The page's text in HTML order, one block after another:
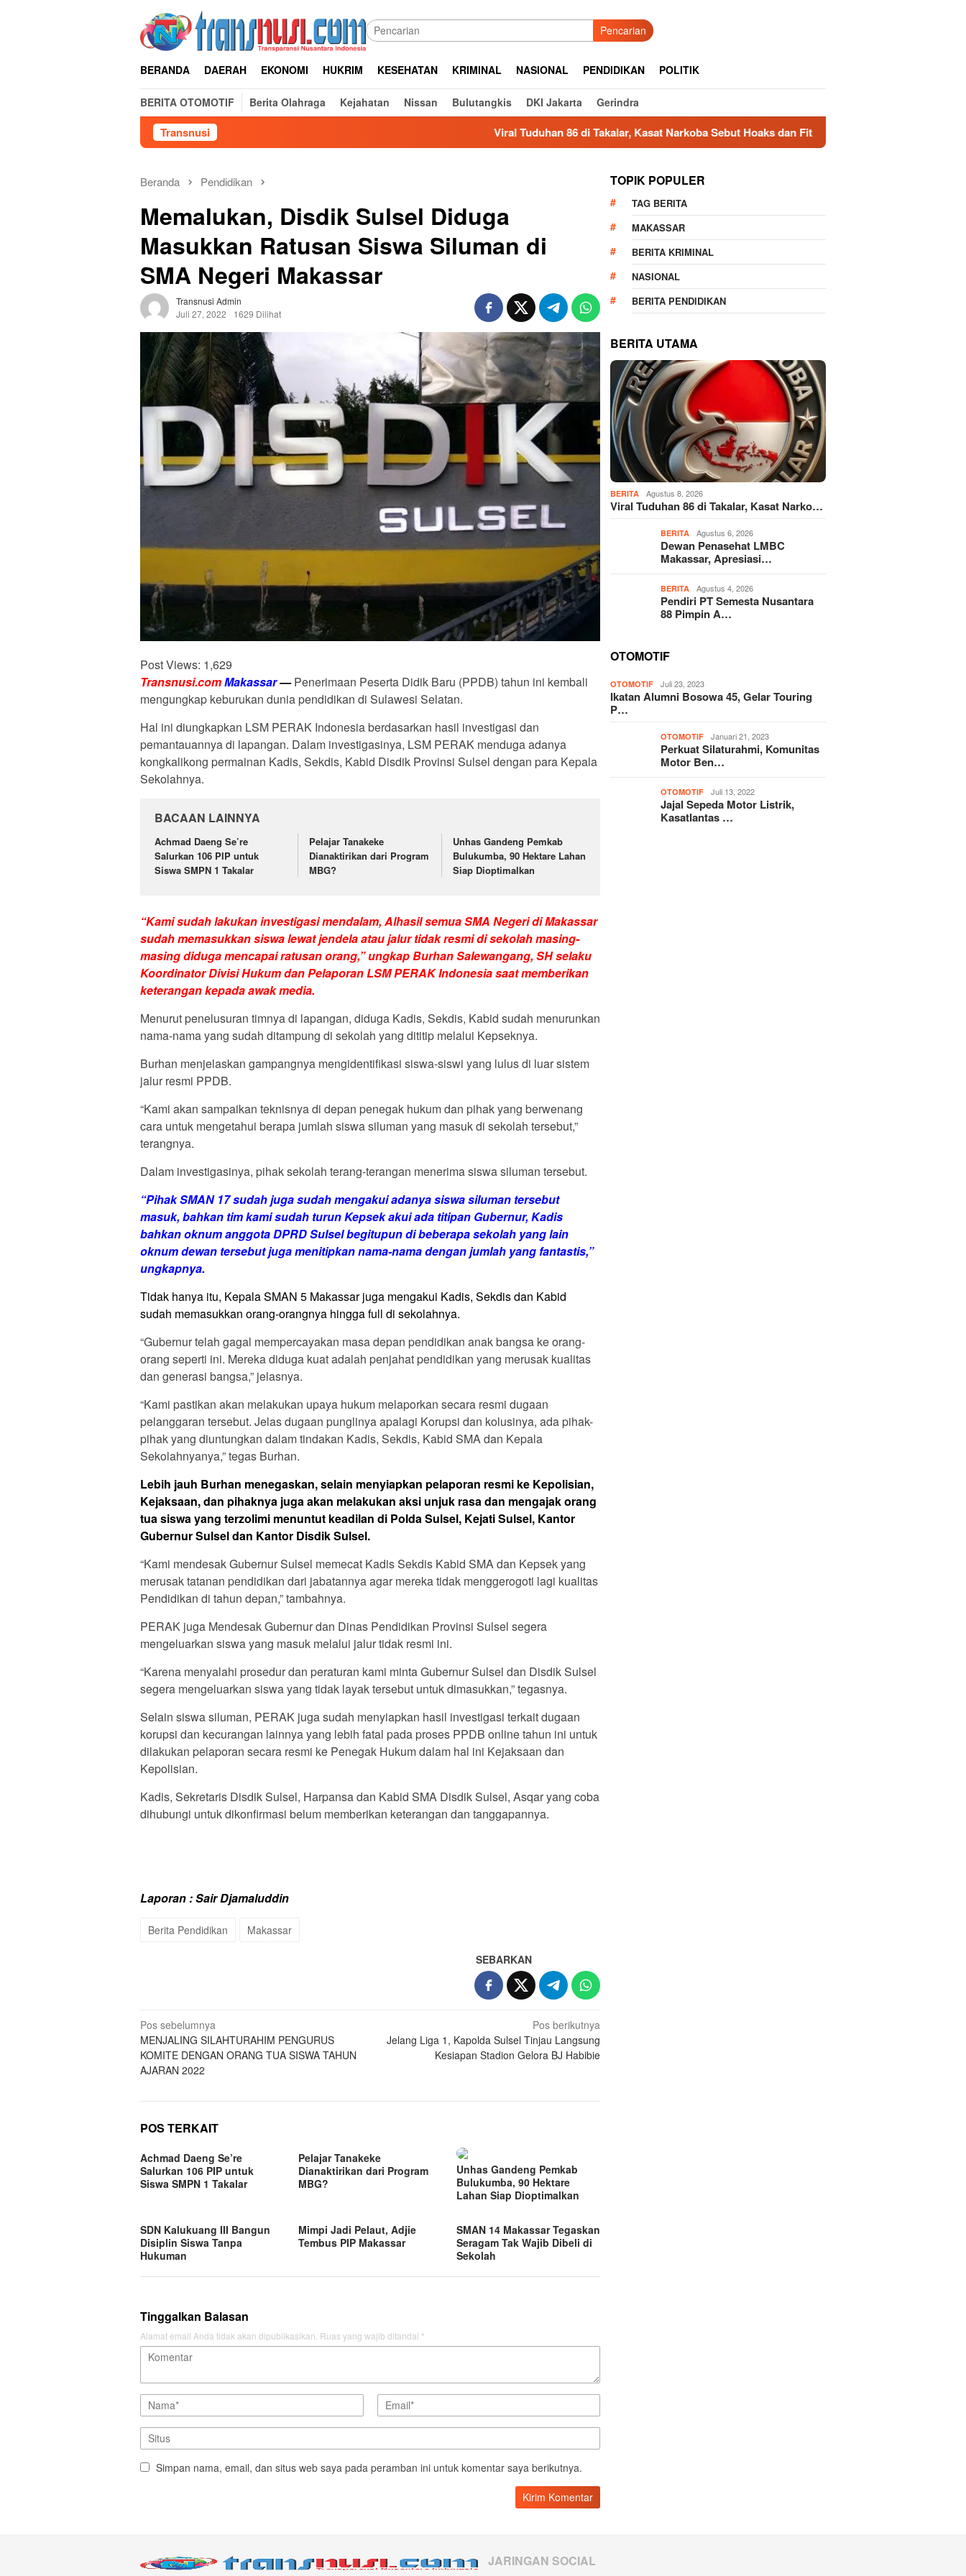
Pencarian
BERANDA DAERAH EKONOMI HUKRIM KESEHATAN KRIMINAL NASIONAL PENDIDIKAN POLITIK
BERITA OTOMOTIF Berita Olahraga Kejahatan Nissan Bulutangkis DKI Jakarta Gerindra
Transnusi Viral Tuduhan 86 di Takalar, Kasat Narkoba Sebut Hoaks dan Fitnah Irigasi Rp100 Juta Cuma 100
Beranda Pendidikan
Memalukan, Disdik Sulsel Diduga
Masukkan Ratusan Siswa Siluman di
SMA Negeri Makassar
Transnusi Admin
Juli 27, 2022
1629 Dilihat
Post Views: 1,629
Transnusi.comMakassar—Penerimaan Peserta Didik Baru (PPDB) tahun ini kembali
mengungkap keburukan dunia pendidikan di Sulawesi Selatan.
Hal ini diungkapkan LSM PERAK Indonesia berdasarkan hasil investigasi dan
pemantauannya di lapangan. Dalam investigasinya, LSM PERAK menduga adanya
kongkalikong permainan Kadis, Sekdis, Kabid Disdik Provinsi Sulsel dengan para Kepala
Sekolahnya.
BACAAN LAINNYA
Achmad Daeng Se’re
Salurkan 106 PIP untuk
Siswa SMPN 1 Takalar
Pelajar Tanakeke
Dianaktirikan dari Program
MBG?
Unhas Gandeng Pemkab
Bulukumba, 90 Hektare Lahan
Siap Dioptimalkan
“Kami sudah lakukan investigasi mendalam, Alhasil semua SMA Negeri di Makassar
sudah memasukkan siswa lewat jendela atau jalur tidak resmi di sekolah masing-
masing diduga mencapai ratusan orang,” ungkap Burhan Salewangang, SH selaku
Koordinator Divisi Hukum dan Pelaporan LSM PERAK Indonesia saat memberikan
keterangan kepada awak media.
Menurut penelusuran timnya di lapangan, diduga Kadis, Sekdis, Kabid sudah menurunkan
nama-nama yang sudah ditampung di sekolah yang dititip melalui Kepseknya.
Burhan menjelaskan gampangnya mengidentifikasi siswa-siswi yang lulus di luar sistem
jalur resmi PPDB.
“Kami akan sampaikan teknisnya di depan penegak hukum dan pihak yang berwenang
cara untuk mengetahui berapa jumlah siswa siluman yang masuk di sekolah tersebut,”
terangnya.
Dalam investigasinya, pihak sekolah terang-terangan menerima siswa siluman tersebut.
“Pihak SMAN 17 sudah juga sudah mengakui adanya siswa siluman tersebut
masuk, bahkan tim kami sudah turun Kepsek akui ada titipan Gubernur, Kadis
bahkan oknum anggota DPRD Sulsel begitupun di beberapa sekolah yang lain
oknum dewan tersebut juga menitipkan nama-nama dengan jumlah yang fantastis,”
ungkapnya.
Tidak hanya itu, Kepala SMAN 5 Makassar juga mengakui Kadis, Sekdis dan Kabid
sudah memasukkan orang-orangnya hingga full di sekolahnya.
“Gubernur telah gagal mempercayakan masa depan pendidikan anak bangsa ke orang-
orang seperti ini. Mereka diduga kuat adalah penjahat pendidikan yang merusak kualitas
dan generasi bangsa,” jelasnya.
“Kami pastikan akan melakukan upaya hukum melaporkan secara resmi dugaan
pelanggaran tersebut. Jelas dugaan punglinya apalagi Korupsi dan kolusinya, ada pihak-
pihak yang diuntungkan dalam tindakan Kadis, Sekdis, Kabid SMA dan Kepala
Sekolahnyanya,” tegas Burhan.
Lebih jauh Burhan menegaskan, selain menyiapkan pelaporan resmi ke Kepolisian,
Kejaksaan, dan pihaknya juga akan melakukan aksi unjuk rasa dan mengajak orang
tua siswa yang terzolimi menuntut keadilan di Polda Sulsel, Kejati Sulsel, Kantor
Gubernur Sulsel dan Kantor Disdik Sulsel.
“Kami mendesak Gubernur Sulsel memecat Kadis Sekdis Kabid SMA dan Kepsek yang
merusak tatanan pendidikan dari jabatannya agar mereka tidak menggerogoti lagi kualitas
Pendidikan di tahun depan,” tambahnya.
PERAK juga Mendesak Gubernur dan Dinas Pendidikan Provinsi Sulsel segera
mengeluarkan siswa yang masuk melalui jalur tidak resmi ini.
“Karena menyalahi prosedur dan peraturan kami minta Gubernur Sulsel dan Disdik Sulsel
segera mengeluarkan siswa yang tidak layak tersebut untuk dimasukkan,” tegasnya.
Selain siswa siluman, PERAK juga sudah menyiapkan hasil investigasi terkait dugaan
korupsi dan kecurangan lainnya yang lebih fatal pada proses PPDB online tahun ini untuk
dilakukan pelaporan secara resmi ke Penegak Hukum dalam hal ini Kejaksaan dan
Kepolisian.
Kadis, Sekretaris Disdik Sulsel, Harpansa dan Kabid SMA Disdik Sulsel, Asqar yang coba
dihubungi untuk dikonfirmasi belum memberikan keterangan dan tanggapannya.
Laporan : Sair Djamaluddin
Berita Pendidikan Makassar
SEBARKAN
Navigasi
pos
Pos sebelumnya
MENJALING SILAHTURAHIM PENGURUS
KOMITE DENGAN ORANG TUA SISWA TAHUN
AJARAN 2022
Pos berikutnya
Jelang Liga 1, Kapolda Sulsel Tinjau Langsung
Kesiapan Stadion Gelora BJ Habibie
POS TERKAIT
Achmad Daeng Se’re
Salurkan 106 PIP untuk
Siswa SMPN 1 Takalar
Pelajar Tanakeke
Dianaktirikan dari Program
MBG?
Unhas Gandeng Pemkab
Bulukumba, 90 Hektare
Lahan Siap Dioptimalkan
SDN Kalukuang III Bangun
Disiplin Siswa Tanpa
Hukuman
Mimpi Jadi Pelaut, Adjie
Tembus PIP Makassar
SMAN 14 Makassar Tegaskan
Seragam Tak Wajib Dibeli di
Sekolah
Tinggalkan Balasan
Alamat email Anda tidak akan dipublikasikan. Ruas yang wajib ditandai *
Simpan nama, email, dan situs web saya pada peramban ini untuk komentar saya berikutnya.
TOPIK POPULER
TAG BERITA
MAKASSAR
BERITA KRIMINAL
NASIONAL
BERITA PENDIDIKAN
BERITA UTAMA
BERITA Agustus 8, 2026
Viral Tuduhan 86 di Takalar, Kasat Narko…
BERITA Agustus 6, 2026
Dewan Penasehat LMBC
Makassar, Apresiasi…
BERITA Agustus 4, 2026
Pendiri PT Semesta Nusantara
88 Pimpin A…
OTOMOTIF
OTOMOTIF Juli 23, 2023
Ikatan Alumni Bosowa 45, Gelar Touring
P…
OTOMOTIF Januari 21, 2023
Perkuat Silaturahmi, Komunitas
Motor Ben…
OTOMOTIF Juli 13, 2022
Jajal Sepeda Motor Listrik,
Kasatlantas …
JARINGAN SOCIAL